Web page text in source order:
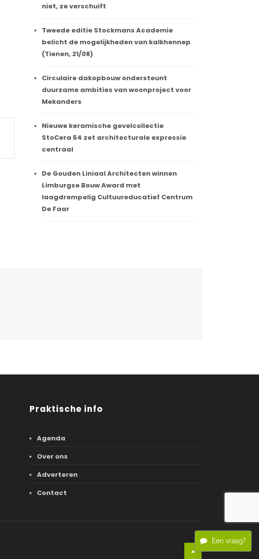
Een vraag?
niet, ze verschuift
Tweede editie Stockmans Academie
belicht de mogelijkheden van kalkhennep
(Tienen, 21/08)
Circulaire dakopbouw ondersteunt
duurzame ambities van woonproject voor
Mekanders
Nieuwe keramische gevelcollectie
StoCera 54 zet architecturale expressie
centraal
De Gouden Liniaal Architecten winnen
Limburgse Bouw Award met
laagdrempelig Cultuureducatief Centrum
De Faar
Praktische info
Agenda
Over ons
Adverteren
Contact